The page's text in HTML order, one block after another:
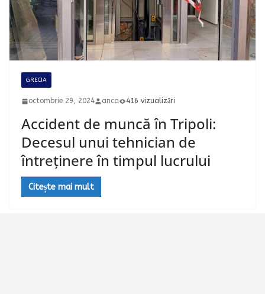
GRECIA
octombrie 29, 2024 anca 416 vizualizări
Accident de muncă în Tripoli:
Decesul unui tehnician de
întreținere în timpul lucrului
Citește mai mult